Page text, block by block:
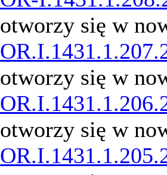
otworzy się w
otworzy się w
otworzy się w